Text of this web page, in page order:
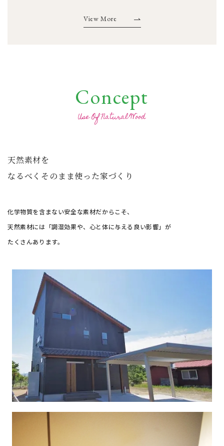
View More
Concept
Use Of Natural Wood
天然素材を
なるべくそのまま使った家づくり
化学物質を含まない安全な素材だからこそ、
天然素材には「調湿効果や、心と体に与える良い影響」が
たくさんあります。